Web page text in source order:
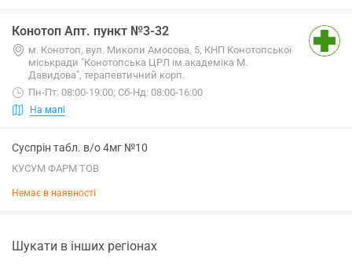
Конотоп Апт. пункт №3-32
м. Конотоп, вул. Миколи Амосова, 5, КНП Конотопської
міськради "Конотопська ЦРЛ ім.академіка М.
Давидова", терапевтичний корп.
Пн-Пт: 08:00-19:00; Сб-Нд: 08:00-16:00
На мапі
Суспрін табл. в/о 4мг №10
КУСУМ ФАРМ ТОВ
Немає в наявності
Шукати в інших регіонах